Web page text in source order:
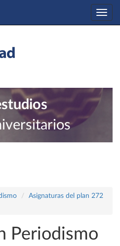
Asignaturas del plan 272
Periodismo